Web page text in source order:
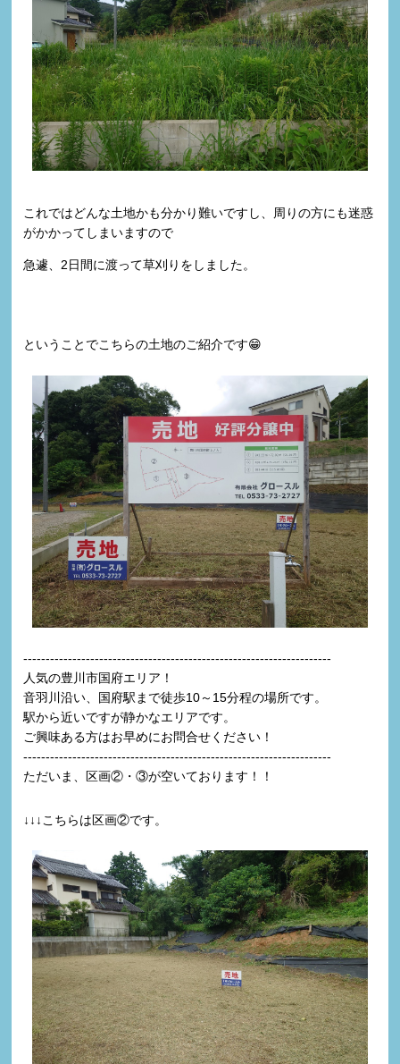
これではどんな土地かも分かり難いですし、周りの方にも迷惑
がかかってしまいますので
急遽、2日間に渡って草刈りをしました。
ということでこちらの土地のご紹介です😁
---------------------------------------------------------------------
人気の豊川市国府エリア！
音羽川沿い、国府駅まで徒歩10～15分程の場所です。
駅から近いですが静かなエリアです。
ご興味ある方はお早めにお問合せください！
---------------------------------------------------------------------
ただいま、区画②・③が空いております！！
↓↓↓こちらは区画②です。